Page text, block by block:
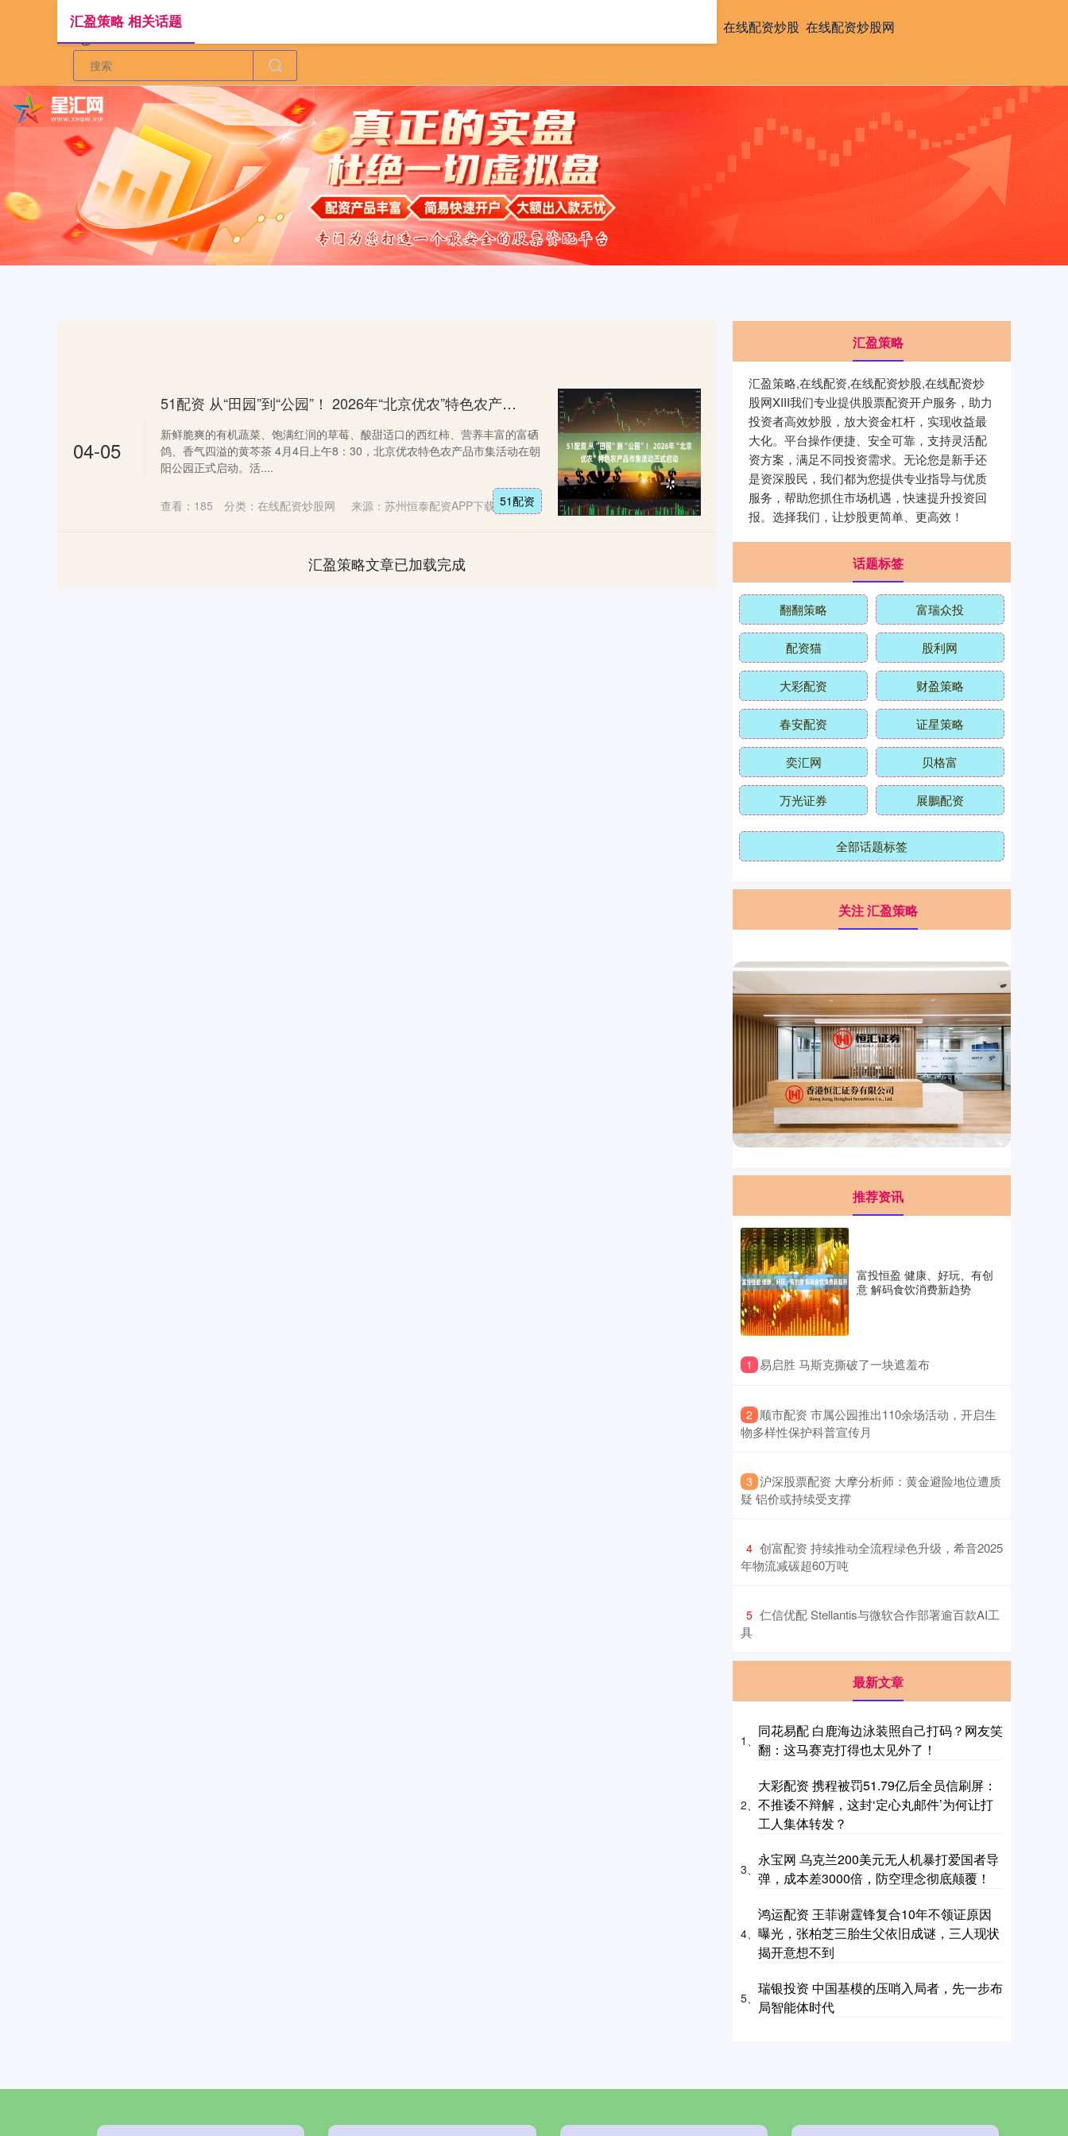
在线配资炒股 在线配资炒股网
汇盈策略 相关话题
04-05
51配资 从“田园”到“公园”！ 2026年“北京优农”特色农产品市集活动正式启动
新鲜脆爽的有机蔬菜、饱满红润的草莓、酸甜适口的西红柿、营养丰富的富硒
鸽、香气四溢的黄芩茶 4月4日上午8：30，北京优农特色农产品市集活动在朝
阳公园正式启动。活....
51配资
来源：苏州恒泰配资APP下载
查看： 185 分类： 在线配资炒股网
汇盈策略文章已加载完成
汇盈策略
汇盈策略,在线配资,在线配资炒股,在线配资炒
股网XIII‌我们专业提供股票配资开户服务，助力
投资者高效炒股，放大资金杠杆，实现收益最
大化。平台操作便捷、安全可靠，支持灵活配
资方案，满足不同投资需求。无论您是新手还
是资深股民，我们都为您提供专业指导与优质
服务，帮助您抓住市场机遇，快速提升投资回
报。选择我们，让炒股更简单、更高效！
话题标签
翻翻策略 富瑞众投
配资猫 股利网
大彩配资 财盈策略
春安配资 证星策略
奕汇网 贝格富
万光证券 展鵬配资
全部话题标签
关注 汇盈策略
推荐资讯
富投恒盈 健康、好玩、有创
意 解码食饮消费新趋势
1 ​易启胜 马斯克撕破了一块遮羞布
2 ​顺市配资 市属公园推出110余场活动，开启生
物多样性保护科普宣传月
3 ​沪深股票配资 大摩分析师：黄金避险地位遭质
疑 铝价或持续受支撑
4 ​创富配资 持续推动全流程绿色升级，希音2025
年物流减碳超60万吨
5 ​仁信优配 Stellantis与微软合作部署逾百款AI工
具
最新文章
1、
同花易配 白鹿海边泳装照自己打码？网友笑
翻：这马赛克打得也太见外了！
2、
大彩配资 携程被罚51.79亿后全员信刷屏：
不推诿不辩解，这封‘定心丸邮件’为何让打
工人集体转发？
3、
永宝网 乌克兰200美元无人机暴打爱国者导
弹，成本差3000倍，防空理念彻底颠覆！
4、
鸿运配资 王菲谢霆锋复合10年不领证原因
曝光，张柏芝三胎生父依旧成谜，三人现状
揭开意想不到
5、
瑞银投资 中国基模的压哨入局者，先一步布
局智能体时代